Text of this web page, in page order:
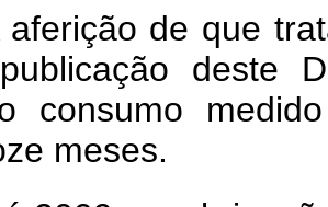
de que
deste
consumo
meses.